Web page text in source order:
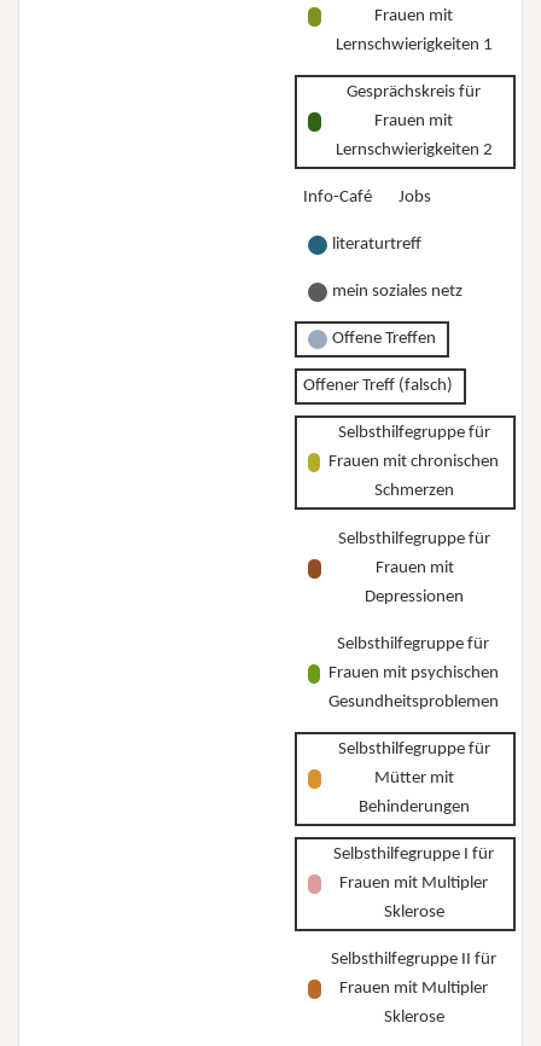
Frauen mit
Lernschwierigkeiten 1
Gesprächskreis für
Frauen mit
Lernschwierigkeiten 2
Info-Café Jobs
literaturtreff
mein soziales netz
Offene Treffen
Offener Treff (falsch)
Selbsthilfegruppe für
Frauen mit chronischen
Schmerzen
Selbsthilfegruppe für
Frauen mit
Depressionen
Selbsthilfegruppe für
Frauen mit psychischen
Gesundheitsproblemen
Selbsthilfegruppe für
Mütter mit
Behinderungen
Selbsthilfegruppe I für
Frauen mit Multipler
Sklerose
Selbsthilfegruppe II für
Frauen mit Multipler
Sklerose